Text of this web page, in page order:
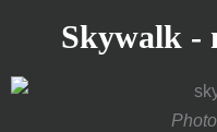
Skywalk -